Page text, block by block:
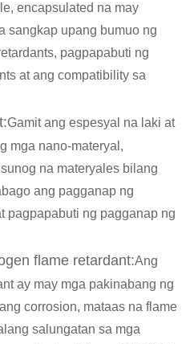
encapsulated na may
sangkap upang bumuo ng
pagpapabuti ng
at ang compatibility sa
Gamit ang espesyal na laki at
mga nano-materyal,
na materyales bilang
ang pagganap ng
pagpapabuti ng pagganap ng
flame retardant:Ang
ay may mga pakinabang ng
corrosion, mataas na flame
salungatan sa mga